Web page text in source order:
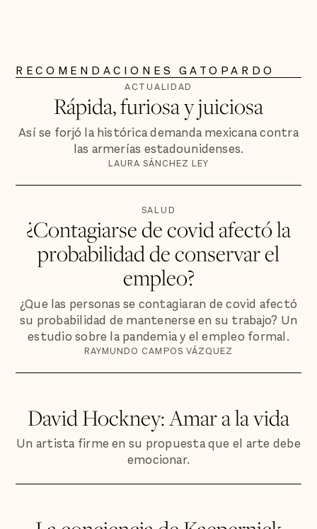
RECOMENDACIONES GATOPARDO
ACTUALIDAD
Rápida, furiosa y juiciosa
Así se forjó la histórica demanda mexicana contra
las armerías estadounidenses.
LAURA SÁNCHEZ LEY
SALUD
¿Contagiarse de covid afectó la
probabilidad de conservar el
empleo?
¿Que las personas se contagiaran de covid afectó
su probabilidad de mantenerse en su trabajo? Un
estudio sobre la pandemia y el empleo formal.
RAYMUNDO CAMPOS VÁZQUEZ
David Hockney: Amar a la vida
Un artista firme en su propuesta que el arte debe
emocionar.